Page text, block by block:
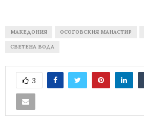
МАКЕДОНИЯ ОСОГОВСКИЯ МАНАСТИР
СВЕТЕНА ВОДА
3